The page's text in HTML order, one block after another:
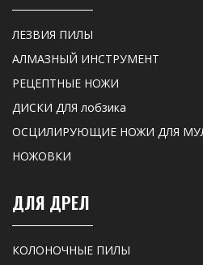
ЛЕЗВИЯ ПИЛЫ
АЛМАЗНЫЙ ИНСТРУМЕНТ
РЕЦЕПТНЫЕ НОЖИ
ДИСКИ ДЛЯ лобзика
ОСЦИЛИРУЮЩИЕ НОЖИ ДЛЯ
НОЖОВКИ
ДЛЯ ДРЕЛ
КОЛОНОЧНЫЕ ПИЛЫ